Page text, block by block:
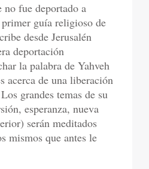
no fue deportado a
guía religioso de
desde Jerusalén
deportación
la palabra de Yahveh
acerca de una liberación
grandes temas de su
esperanza, nueva
serán meditados
mismos que antes le